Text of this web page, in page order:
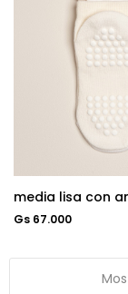
Gs 67.000